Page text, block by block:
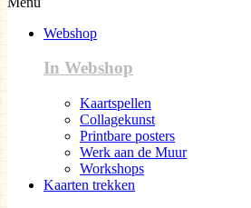
Webshop
In Webshop
Kaartspellen
Collagekunst
Printbare posters
Werk aan de Muur
Workshops
Kaarten trekken